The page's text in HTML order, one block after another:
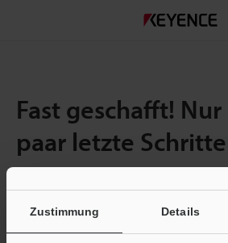
Zustimmung Details
Fast geschafft!
paar letzte Schritte